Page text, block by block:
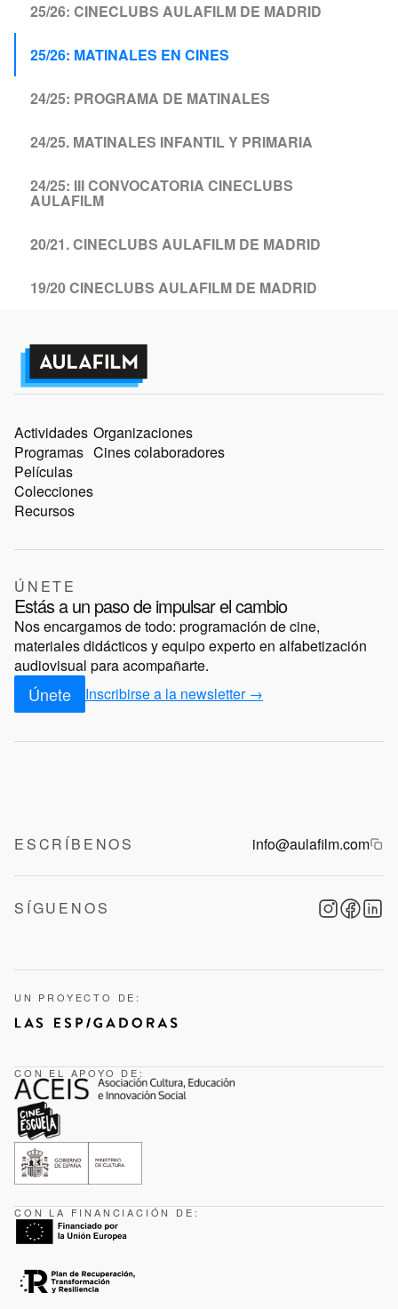
25/26: CINECLUBS AULAFILM DE MADRID
25/26: MATINALES EN CINES
24/25: PROGRAMA DE MATINALES
24/25. MATINALES INFANTIL Y PRIMARIA
24/25: III CONVOCATORIA CINECLUBS
AULAFILM
20/21. CINECLUBS AULAFILM DE MADRID
19/20 CINECLUBS AULAFILM DE MADRID
Actividades
Programas
Películas
Colecciones
Recursos
Organizaciones
Cines colaboradores
ÚNETE
Estás a un paso de impulsar el cambio
Nos encargamos de todo: programación de cine,
materiales didácticos y equipo experto en alfabetización
audiovisual para acompañarte.
Únete Inscribirse a la newsletter →
ESCRÍBENOS info@aulafilm.com
SÍGUENOS
UN PROYECTO DE:
CON EL APOYO DE:
CON LA FINANCIACIÓN DE: